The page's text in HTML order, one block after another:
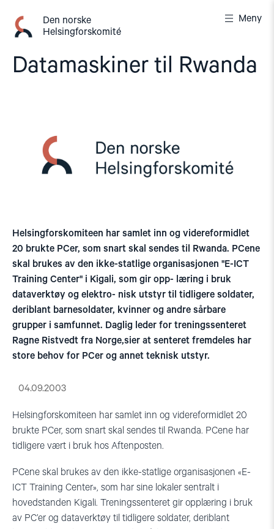
innhold
Den norske
Helsingforskomité
Meny
Datamaskiner til Rwanda
Helsingforskomiteen har samlet inn og videreformidlet
20 brukte PCer, som snart skal sendes til Rwanda. PCene
skal brukes av den ikke-statlige organisasjonen "E-ICT
Training Center" i Kigali, som gir opp- læring i bruk
dataverktøy og elektro- nisk utstyr til tidligere soldater,
deriblant barnesoldater, kvinner og andre sårbare
grupper i samfunnet. Daglig leder for treningssenteret
Ragne Ristvedt fra Norge,sier at senteret fremdeles har
store behov for PCer og annet teknisk utstyr.
04.09.2003
Helsingforskomiteen har samlet inn og videreformidlet 20
brukte PCer, som snart skal sendes til Rwanda. PCene har
tidligere vært i bruk hos Aftenposten.
PCene skal brukes av den ikke-statlige organisasjonen «E-
ICT Training Center», som har sine lokaler sentralt i
hovedstanden Kigali. Treningssenteret gir opplæring i bruk
av PC’er og dataverktøy til tidligere soldater, deriblant